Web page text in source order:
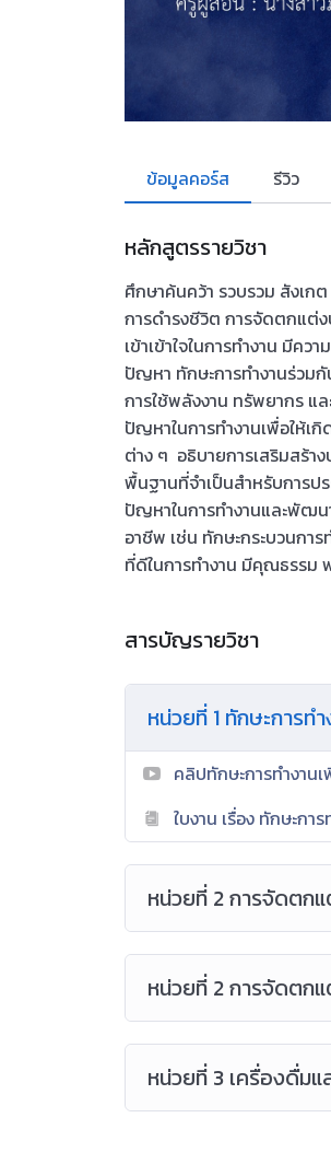
ข้อมูลคอร์ส รีวิว
หลักสูตรรายวิชา
ศึกษาค้นคว้า รวบรวม สังเก
การดำรงชีวิต การจัดตกแต่ง
เข้าเข้าใจในการทำงาน มีค
ปัญหา ทักษะการทำงานร่วม
การใช้พลังงาน ทรัพยากร แ
ปัญหาในการทำงานเพื่อให้เ
ต่าง ๆ อธิบายการเสริมสร้า
พื้นฐานที่จำเป็นสำหรับการป
ปัญหาในการทำงานและพัฒ
อาชีพ เช่น ทักษะกระบวนกา
ที่ดีในการทำงาน มีคุณธรรม
สารบัญรายวิชา
หน่วยที่ 1 ทักษะการท
คลิปทักษะการทำงาน
ใบงาน เรื่อง ทักษะกา
หน่วยที่ 2 การจัดตก
หน่วยที่ 2 การจัดตก
หน่วยที่ 3 เครื่องดื่มแ